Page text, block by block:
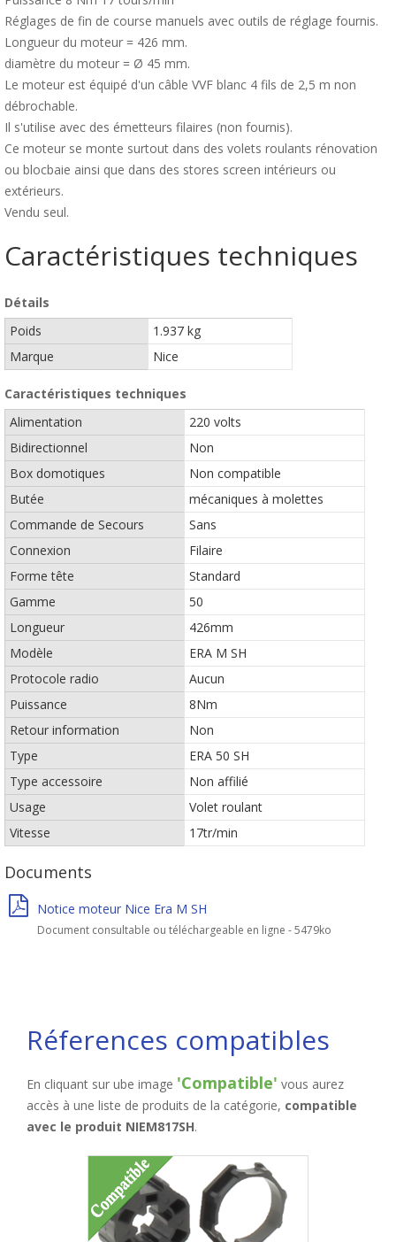
Réglages de fin de course manuels avec outils de réglage fournis.
Longueur du moteur = 426 mm.
diamètre du moteur = Ø 45 mm.
Le moteur est équipé d'un câble VVF blanc 4 fils de 2,5 m non
débrochable.
Il s'utilise avec des émetteurs filaires (non fournis).
Ce moteur se monte surtout dans des volets roulants rénovation
ou blocbaie ainsi que dans des stores screen intérieurs ou
extérieurs.
Vendu seul.
Caractéristiques techniques
Détails
Poids
1.937 kg
Marque
Nice
Caractéristiques techniques
Alimentation
220 volts
Bidirectionnel
Non
Box domotiques
Non compatible
Butée
mécaniques à molettes
Commande de Secours
Sans
Connexion
Filaire
Forme tête
Standard
Gamme
50
Longueur
426mm
Modèle
ERA M SH
Protocole radio
Aucun
Puissance
8Nm
Retour information
Non
Type
ERA 50 SH
Type accessoire
Non affilié
Usage
Volet roulant
Vitesse
17tr/min
Documents
Notice moteur Nice Era M SH
Document consultable ou téléchargeable en ligne - 5479ko
Réferences compatibles
En cliquant sur ube image 'Compatible' vous aurez
accès à une liste de produits de la catégorie, compatible
avec le produit NIEM817SH.